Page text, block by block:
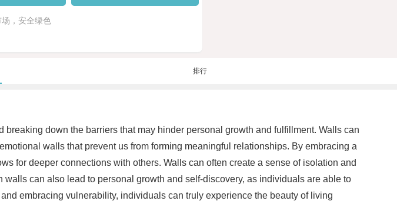
，安全绿色
排行
down the barriers that may hinder personal growth and fulfillment. Walls can
walls that prevent us from forming meaningful relationships. By embracing a
for deeper connections with others. Walls can often create a sense of isolation and
can also lead to personal growth and self-discovery, as individuals are able to
embracing vulnerability, individuals can truly experience the beauty of living